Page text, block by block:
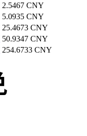
2.5467 CNY
5.0935 CNY
25.4673 CNY
50.9347 CNY
254.6733 CNY